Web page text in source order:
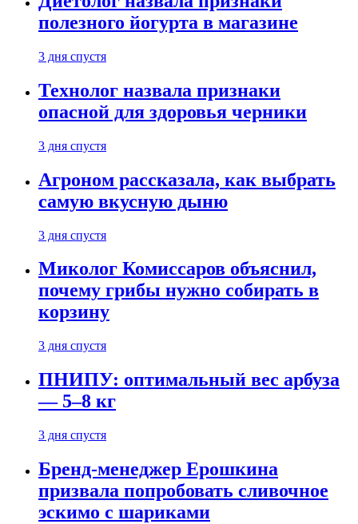
полезного йогурта в магазине
3 дня спустя
Технолог назвала признаки
опасной для здоровья черники
3 дня спустя
Агроном рассказала, как выбрать
самую вкусную дыню
3 дня спустя
Миколог Комиссаров объяснил,
почему грибы нужно собирать в
корзину
3 дня спустя
ПНИПУ: оптимальный вес арбуза
— 5–8 кг
3 дня спустя
Бренд-менеджер Ерошкина
призвала попробовать сливочное
эскимо с шариками